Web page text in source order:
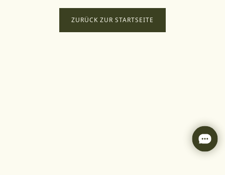
ZURÜCK ZUR STARTSEITE